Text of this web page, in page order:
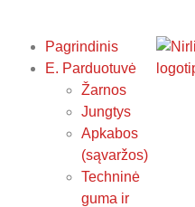
Pagrindinis
E. Parduotuvė
Žarnos
Jungtys
Apkabos
(sąvaržos)
Techninė
guma ir